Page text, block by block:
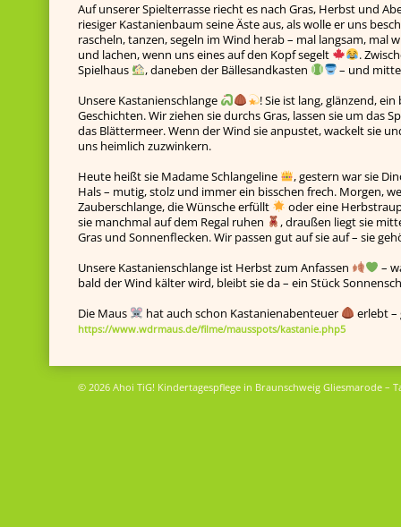
Auf unserer Spielterrasse riecht es nach Gras, Herbst und
riesiger Kastanienbaum seine Äste aus, als wolle er uns
rascheln, tanzen, segeln im Wind herab – mal langsam, mal
und lachen, wenn uns eines auf den Kopf segelt
.
Spielhaus
, daneben der Bällesandkasten
– und
Unsere Kastanienschlange
! Sie ist lang, glänzend,
Geschichten. Wir ziehen sie durchs Gras, lassen sie um das
das Blättermeer. Wenn der Wind sie anpustet, wackelt sie
uns heimlich zuzwinkern.
Heute heißt sie Madame Schlangeline
, gestern war sie
Hals – mutig, stolz und immer ein bisschen frech. Morgen,
Zauberschlange, die Wünsche erfüllt
oder eine
sie manchmal auf dem Regal ruhen
, draußen liegt sie
Gras und Sonnenflecken. Wir passen gut auf sie auf – sie
Unsere Kastanienschlange ist Herbst zum Anfassen
–
bald der Wind kälter wird, bleibt sie da – ein Stück
Die Maus
hat auch schon Kastanienabenteuer erlebt –
https://www.wdrmaus.de/filme/mausspots/kastanie.php5
© 2026 Ahoi TiG! Kindertagespflege in Braunschweig Gliesmarode –